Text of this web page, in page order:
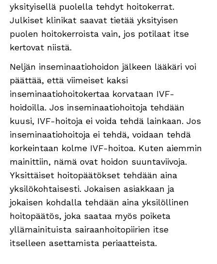
yksityisellä puolella tehdyt hoitokerrat.
Julkiset klinikat saavat tietää yksityisen
puolen hoitokerroista vain, jos potilaat itse
kertovat niistä.
Neljän inseminaatiohoidon jälkeen lääkäri voi
päättää, että viimeiset kaksi
inseminaatiohoitokertaa korvataan IVF-
hoidoilla. Jos inseminaatiohoitoja tehdään
kuusi, IVF-hoitoja ei voida tehdä lainkaan. Jos
inseminaatiohoitoja ei tehdä, voidaan tehdä
korkeintaan kolme IVF-hoitoa. Kuten aiemmin
mainittiin, nämä ovat hoidon suuntaviivoja.
Yksittäiset hoitopäätökset tehdään aina
yksilökohtaisesti. Jokaisen asiakkaan ja
jokaisen kohdalla tehdään aina yksilöllinen
hoitopäätös, joka saataa myös poiketa
yllämainituista sairaanhoitopiirien itse
itselleen asettamista periaatteista.